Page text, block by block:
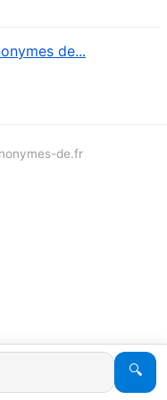
de...
🔍
de.fr